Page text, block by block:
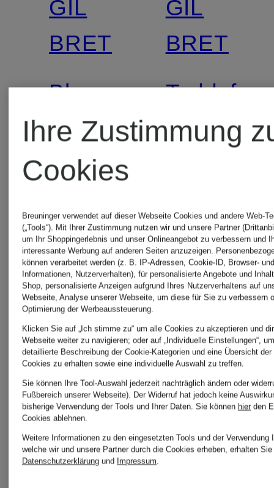
GIL
BRET
Blouson
199,99 €
GIL
BRET
Teddyfell-
Jacke
Ihre Zustimmung
Cookies
Breuninger verwendet auf dieser Webseite Cookies und andere Web-
(„Tools“). Mit Ihrer Zustimmung nutzen wir und unsere Partner
um Ihr Shoppingerlebnis und unser Onlineangebot zu verbessern und
interessante Werbung auf anderen Seiten anzuzeigen.
können verarbeitet werden (z. B. IP-Adressen, Cookie-ID, Browser-
Informationen, Nutzerverhalten), für personalisierte Angebote und
Shop, personalisierte Anzeigen aufgrund Ihres Nutzerverhaltens auf
Webseite, Analyse unserer Webseite, um diese für Sie zu verbessern
Optimierung der Werbeaussteuerung.
Klicken Sie auf „Ich stimme zu“ um alle Cookies zu akzeptieren und
Webseite weiter zu navigieren; oder auf „Individuelle Einstellungen“,
detaillierte Beschreibung der Cookie-Kategorien und eine Übersicht
Cookies zu erhalten sowie eine individuelle Auswahl zu treffen.
Sie können Ihre Tool-Auswahl jederzeit nachträglich ändern oder
Fußbereich unserer Webseite). Der Widerruf hat jedoch keine
bisherige Verwendung der Tools und Ihrer Daten. Sie können hier den
Cookies ablehnen.
Weitere Informationen zu den eingesetzten Tools und der Verwendung
welche wir und unsere Partner durch die Cookies erheben, erhalten
Datenschutzerklärung und Impressum.